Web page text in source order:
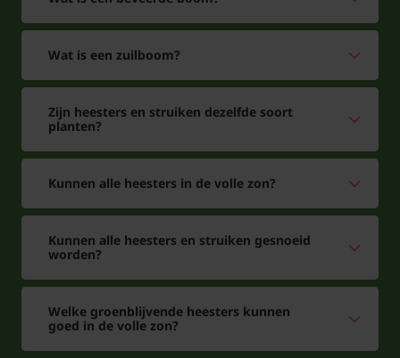
Wat is een zuilboom?
Zijn heesters en struiken dezelfde soort
planten?
Kunnen alle heesters in de volle zon?
Kunnen alle heesters en struiken gesnoeid
worden?
Welke groenblijvende heesters kunnen
goed in de volle zon?